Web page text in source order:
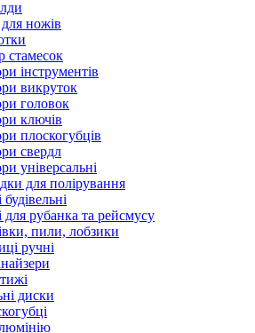
ножів
стамесок
інструментів
викруток
головок
ключів
плоскогубців
свердл
універсальні
для полірування
рубанка та рейсмусу
пили, лобзики
ручні
диски